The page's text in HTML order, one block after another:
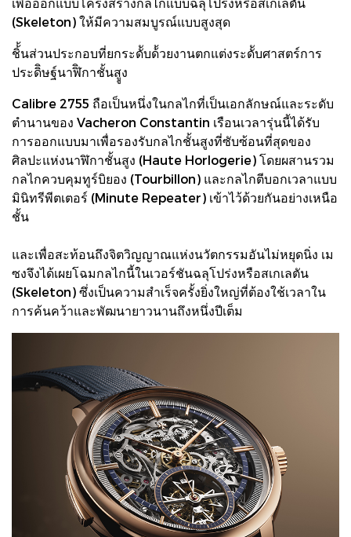
(Skeleton) ให้มีความสมบูรณ์แบบสูงสุด
ชิ้้นส่วนประกอบที่ยกระดัับด้้วยงานตกแต่งระดัับศาสตร์การ
ประดิิษฐ์นาฬิิกาชั้นสููง
Calibre 2755 ถือเป็นหนึ่งในกลไกที่เป็นเอกลักษณ์และระดับ
ตำนานของ Vacheron Constantin เรือนเวลารุ่นนี้ได้รับ
การออกแบบมาเพื่อรองรับกลไกชั้นสูงที่ซับซ้อนที่สุดของ
ศิลปะแห่งนาฬิกาชั้นสูง (Haute Horlogerie) โดยผสานรวม
กลไกควบคุมทูร์บิยอง (Tourbillon) และกลไกตีบอกเวลาแบบ
มินิทรีพีตเตอร์ (Minute Repeater) เข้าไว้ด้วยกันอย่างเหนือ
ชั้น
และเพื่อสะท้อนถึงจิตวิญญาณแห่งนวัตกรรมอันไม่หยุดนิ่ง เม
ซงจึงได้เผยโฉมกลไกนี้ในเวอร์ชันฉลุโปร่งหรือสเกเลตัน
(Skeleton) ซึ่งเป็นความสำเร็จครั้งยิ่งใหญ่ที่ต้องใช้เวลาใน
การค้นคว้าและพัฒนายาวนานถึงหนึ่งปีเต็ม